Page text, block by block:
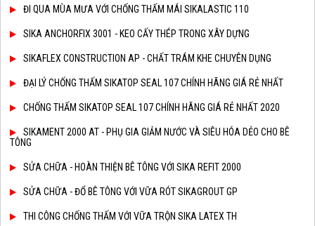
ĐI QUA MÙA MƯA VỚI CHỐNG THẤM MÁI SIKALASTIC 110
SIKA ANCHORFIX 3001 - KEO CẤY THÉP TRONG XÂY DỰNG
SIKAFLEX CONSTRUCTION AP - CHẤT TRÁM KHE CHUYÊN DỤNG
ĐẠI LÝ CHỐNG THẤM SIKATOP SEAL 107 CHÍNH HÃNG GIÁ RẺ NHẤT
CHỐNG THẤM SIKATOP SEAL 107 CHÍNH HÃNG GIÁ RẺ NHẤT 2020
SIKAMENT 2000 AT - PHỤ GIA GIẢM NƯỚC VÀ SIÊU HÓA DẺO CHO BÊ
TÔNG
SỬA CHỮA - HOÀN THIỆN BÊ TÔNG VỚI SIKA REFIT 2000
SỬA CHỮA - ĐỔ BÊ TÔNG VỚI VỮA RÓT SIKAGROUT GP
THI CÔNG CHỐNG THẤM VỚI VỮA TRỘN SIKA LATEX TH